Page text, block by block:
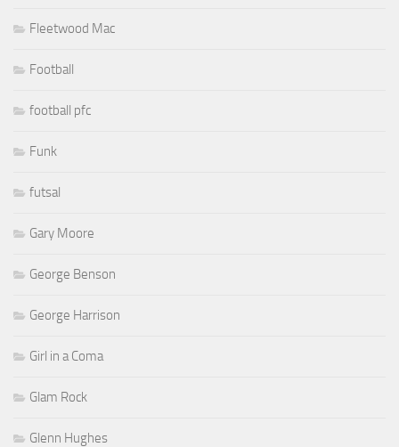
Fleetwood Mac
Football
football pfc
Funk
futsal
Gary Moore
George Benson
George Harrison
Girl in a Coma
Glam Rock
Glenn Hughes